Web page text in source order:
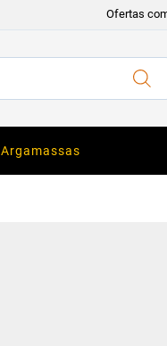
Ofertas
Argamassas